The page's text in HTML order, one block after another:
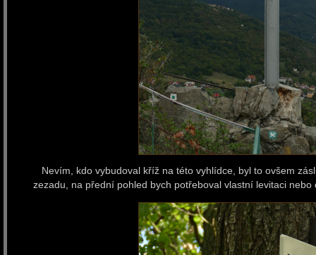
Nevím, kdo vybudoval kříž na této vyhlídce, byl to ovšem
zezadu, na přední pohled bych potřeboval vlastní levitaci nebo